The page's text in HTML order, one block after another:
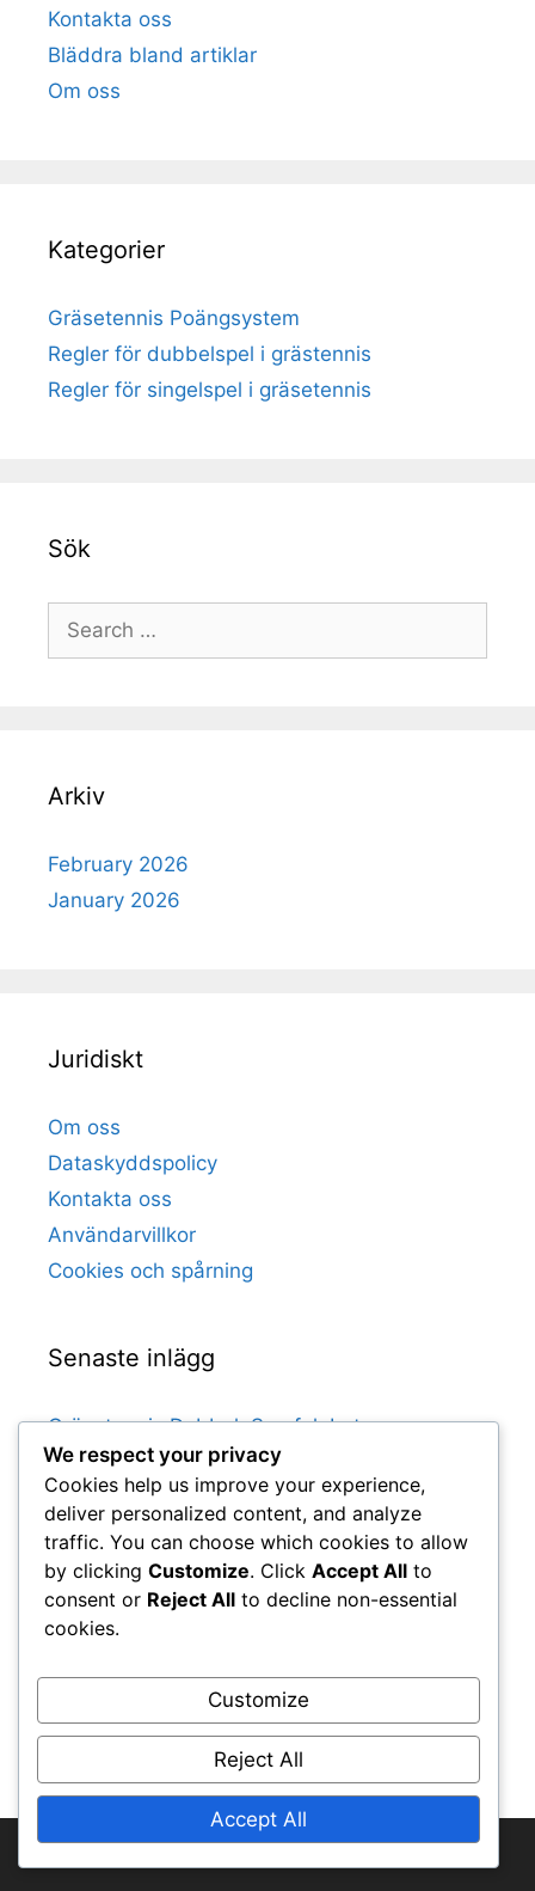
Kontakta oss
Bläddra bland artiklar
Om oss
Kategorier
Gräsetennis Poängsystem
Regler för dubbelspel i grästennis
Regler för singelspel i gräsetennis
Sök
for:
Arkiv
February 2026
January 2026
Juridiskt
Om oss
Dataskyddspolicy
Kontakta oss
Användarvillkor
Cookies och spårning
Senaste inlägg
Gräsetennis Dubbel: Servfel, Letservar,
Feltyper
Gräsetennis singlar: Utrustningsregler,
Banans specifikationer, Spelarens klädsel
Gräsetennispoäng: Historisk poängsättning,
Traditionella format, Poängsättningens
utveckling
Poängtvister, Osportsligt beteende
Gräsetennis Dubbel: Spelarbrott,
Tidsöverträdelser, Spelavbrott
We respect your privacy
Cookies help us improve your experience,
deliver personalized content, and analyze
traffic. You can choose which cookies to allow
by clicking Customize. Click Accept All to
consent or Reject All to decline non-essential
cookies.
Customize
Reject All
Accept All